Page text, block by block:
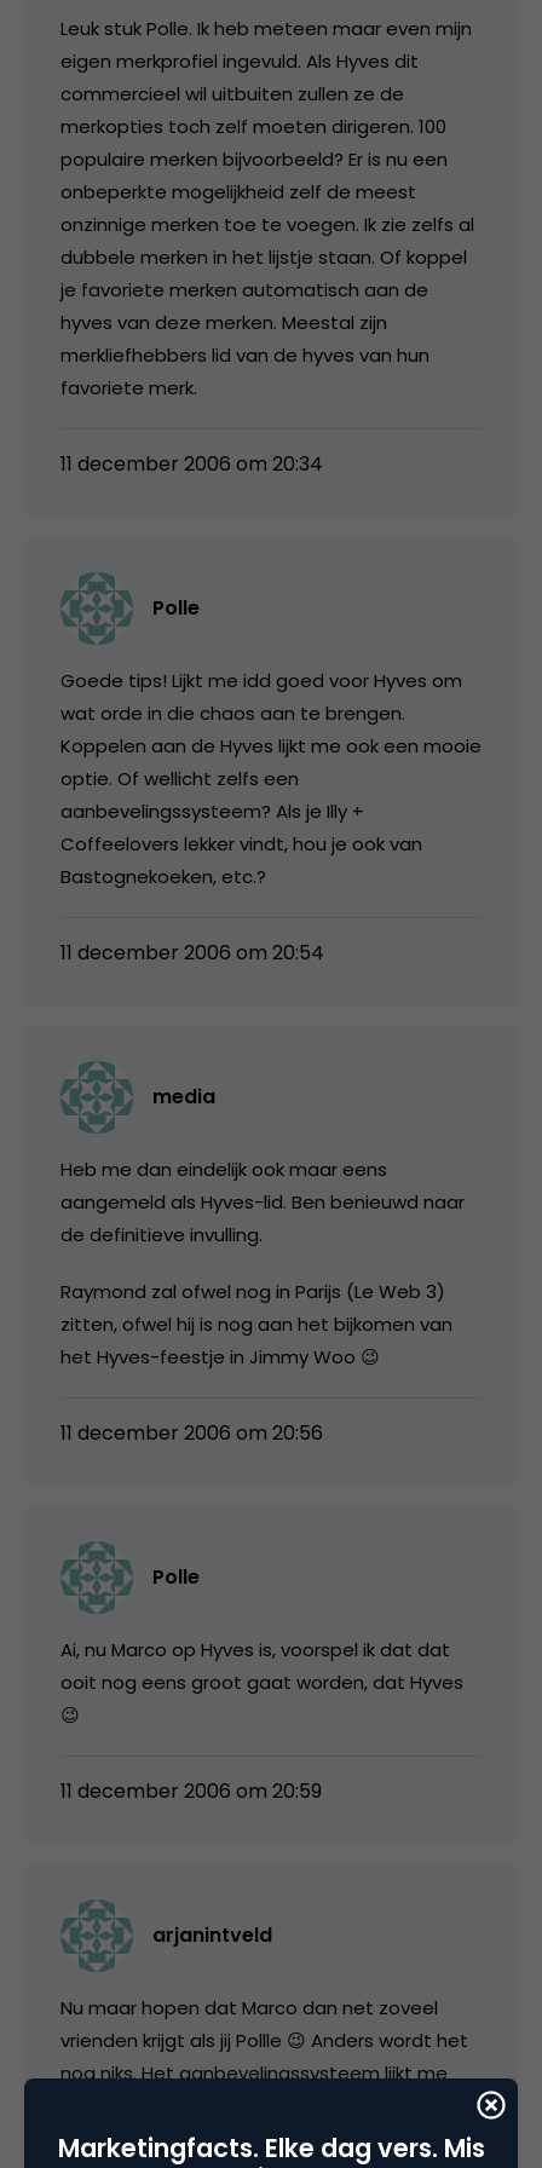
Leuk stuk Polle. Ik heb meteen maar even mijn
eigen merkprofiel ingevuld. Als Hyves dit
commercieel wil uitbuiten zullen ze de
merkopties toch zelf moeten dirigeren. 100
populaire merken bijvoorbeeld? Er is nu een
onbeperkte mogelijkheid zelf de meest
onzinnige merken toe te voegen. Ik zie zelfs al
dubbele merken in het lijstje staan. Of koppel
je favoriete merken automatisch aan de
hyves van deze merken. Meestal zijn
merkliefhebbers lid van de hyves van hun
favoriete merk.
11 december 2006 om 20:34
Polle
Goede tips! Lijkt me idd goed voor Hyves om
wat orde in die chaos aan te brengen.
Koppelen aan de Hyves lijkt me ook een mooie
optie. Of wellicht zelfs een
aanbevelingssysteem? Als je Illy +
Coffeelovers lekker vindt, hou je ook van
Bastognekoeken, etc.?
11 december 2006 om 20:54
media
Heb me dan eindelijk ook maar eens
aangemeld als Hyves-lid. Ben benieuwd naar
de definitieve invulling.
Raymond zal ofwel nog in Parijs (Le Web 3)
zitten, ofwel hij is nog aan het bijkomen van
het Hyves-feestje in Jimmy Woo 😉
11 december 2006 om 20:56
Polle
Ai, nu Marco op Hyves is, voorspel ik dat dat
ooit nog eens groot gaat worden, dat Hyves
😉
11 december 2006 om 20:59
arjanintveld
Nu maar hopen dat Marco dan net zoveel
vrienden krijgt als jij Pollle 😉 Anders wordt het
nog niks. Het aanbevelingssysteem lijkt me
en hyves die mensen zelf maken kun je dit
Marketingfacts. Elke dag vers. Mis